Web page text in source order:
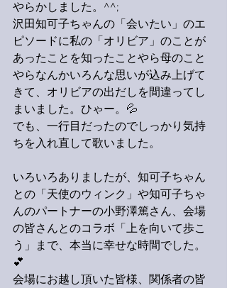
やらかしました。^^;
沢田知可子ちゃんの「会いたい」のエ
ピソードに私の「オリビア」のことが
あったことを知ったことやら母のこと
やらなんかいろんな思いが込み上げて
きて、オリビアの出だしを間違ってし
まいました。ひゃー。💦
でも、一行目だったのでしっかり気持
ちを入れ直して歌いました。
いろいろありましたが、知可子ちゃん
との「天使のウィンク」や知可子ちゃ
んのパートナーの小野澤篤さん、会場
の皆さんとのコラボ「上を向いて歩こ
う」まで、本当に幸せな時間でした。
💕
会場にお越し頂いた皆様、関係者の皆